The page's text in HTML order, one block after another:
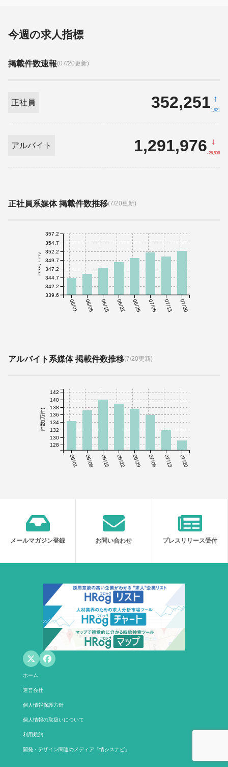
今週の求人指標
掲載件数速報(07/20更新)
正社員 352,251 ↑
1,621
アルバイト 1,291,976 ↓
-26,536
正社員系媒体 掲載件数推移(7/20更新)
06/01 06/08 06/15 06/22 06/29 07/06 07/13 07/20
件数(千件)
339.6
342.2
344.7
347.2
349.7
352.2
354.7
357.2
アルバイト系媒体 掲載件数推移(7/20更新)
06/01 06/08 06/15 06/22 06/29 07/06 07/13 07/20
件数(万件)
128
130
132
134
136
138
140
142
メールマガジン登録 お問い合わせ プレスリリース受付
ホーム
運営会社
個人情報保護方針
個人情報の取扱いについて
利用規約
開発・デザイン関連のメディア「情シスナビ」